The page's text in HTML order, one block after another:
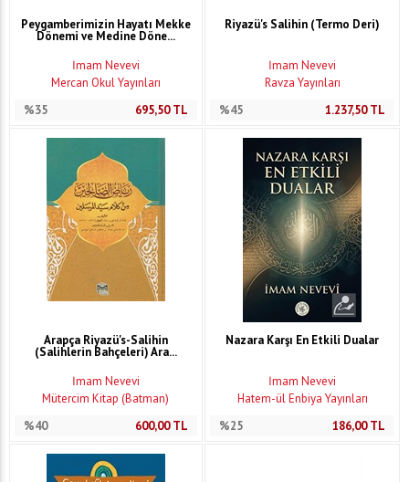
Peygamberimizin Hayatı Mekke
Dönemi ve Medine Döne...
İmam Nevevi
Mercan Okul Yayınları
%35
695,50TL
Riyazü's Salihin (Termo Deri)
İmam Nevevi
Ravza Yayınları
%45
1.237,50TL
Arapça Riyazü's-Salihin
(Salihlerin Bahçeleri) Ara...
İmam Nevevi
Mütercim Kitap (Batman)
%40
600,00TL
Nazara Karşı En Etkili Dualar
İmam Nevevi
Hatem-ül Enbiya Yayınları
%25
186,00TL